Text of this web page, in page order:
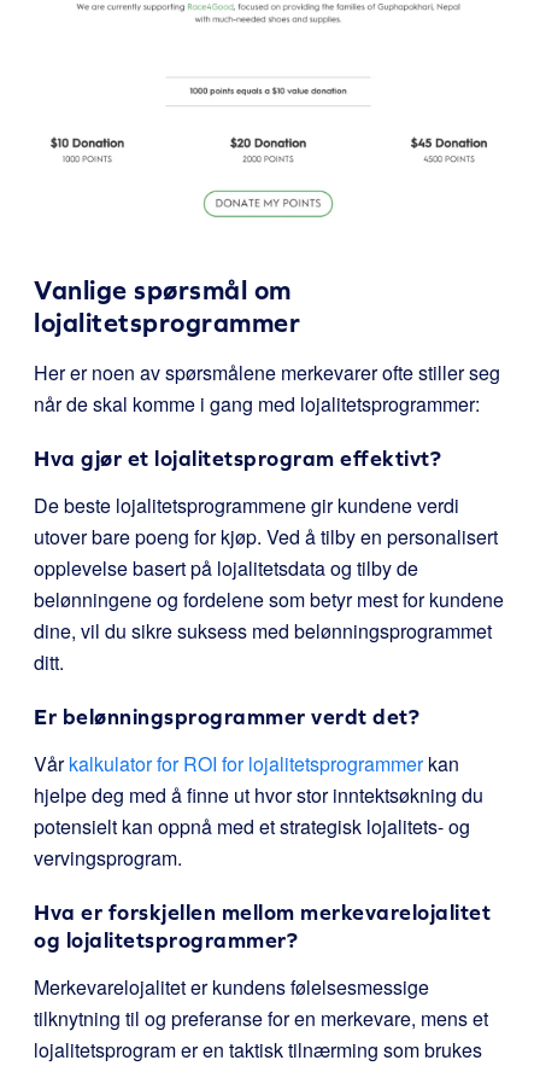
Vanlige spørsmål om
lojalitetsprogrammer
Her er noen av spørsmålene merkevarer ofte stiller seg
når de skal komme i gang med lojalitetsprogrammer:
Hva gjør et lojalitetsprogram effektivt?
De beste lojalitetsprogrammene gir kundene verdi
utover bare poeng for kjøp. Ved å tilby en personalisert
opplevelse basert på lojalitetsdata og tilby de
belønningene og fordelene som betyr mest for kundene
dine, vil du sikre suksess med belønningsprogrammet
ditt.
Er belønningsprogrammer verdt det?
Vårkalkulator for ROI for lojalitetsprogrammerkan
hjelpe deg med å finne ut hvor stor inntektsøkning du
potensielt kan oppnå med et strategisk lojalitets- og
vervingsprogram.
Hva er forskjellen mellom merkevarelojalitet
og lojalitetsprogrammer?
Merkevarelojalitet er kundens følelsesmessige
tilknytning til og preferanse for en merkevare, mens et
lojalitetsprogram er en taktisk tilnærming som brukes